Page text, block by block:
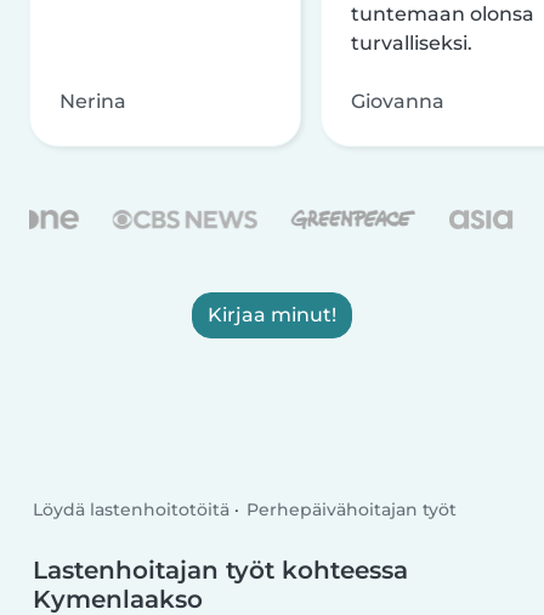
Nerina
tuntemaan olonsa
turvalliseksi.
Giovanna
Kirjaa minut!
Löydä lastenhoitotöitä Perhepäivähoitajan työt
Lastenhoitajan työt kohteessa
Kymenlaakso